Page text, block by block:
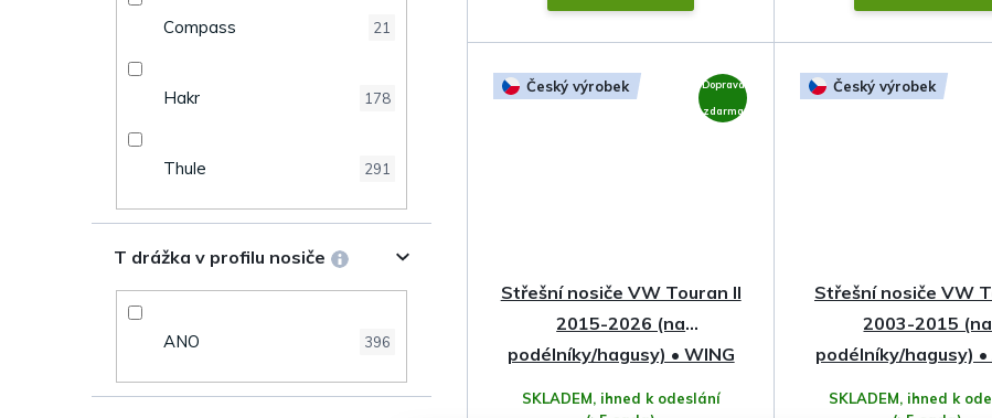
Compass 21
Hakr 178
Thule 291
T drážka v profilu nosiče
ANO 396
ů
t
Český výrobek Doprava
zdarma
Střešní nosiče VW Touran II
2015-2026 (na
podélníky/hagusy) • WING
SKLADEM, ihned k odeslání
Český výrobek
Střešní nosiče VW
2003-2015 (na
podélníky/hagusy) •
SKLADEM, ihned k